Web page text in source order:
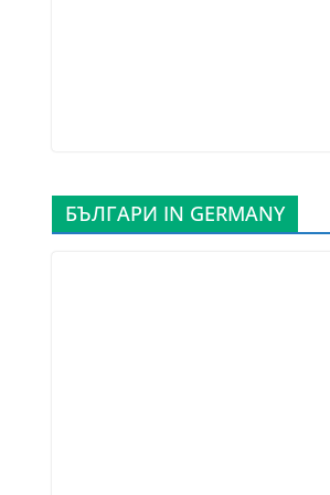
БЪЛГАРИ IN GERMANY